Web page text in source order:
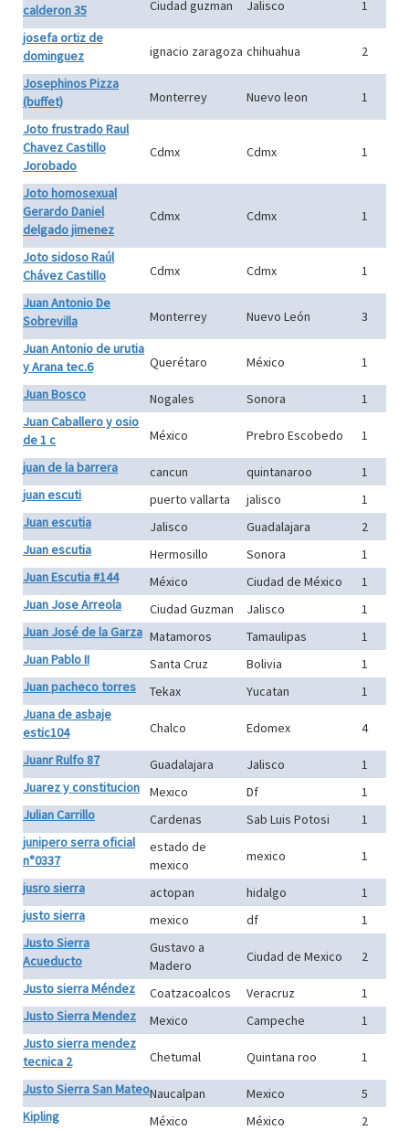
calderon 35 Ciudad guzman Jalisco
1
josefa ortiz de
dominguez
ignacio zaragoza chihuahua
2
Josephinos Pizza
(buffet)
Monterrey Nuevo leon
1
Joto frustrado Raul
Chavez Castillo
Jorobado
Cdmx Cdmx 1
Joto homosexual
Gerardo Daniel
delgado jimenez
Cdmx Cdmx 1
Joto sidoso Raúl
Chávez Castillo
Cdmx Cdmx
1
Juan Antonio De
Sobrevilla
Monterrey Nuevo León
3
Juan Antonio de urutia
y Arana tec.6
Querétaro México
1
Juan Bosco
Nogales Sonora
1
Juan Caballero y osio
de 1 c
México Prebro Escobedo
1
juan de la barrera
cancun quintanaroo
1
juan escuti
puerto vallarta jalisco
1
Juan escutia
Jalisco Guadalajara
2
Juan escutia
Hermosillo Sonora
1
Juan Escutia #144
México Ciudad de México
1
Juan Jose Arreola
Ciudad Guzman Jalisco
1
Juan José de la Garza Matamoros Tamaulipas
1
Juan Pablo II
Santa Cruz Bolivia
1
Juan pacheco torres
Tekax Yucatan
1
Juana de asbaje
estic104
Chalco Edomex
4
Juanr Rulfo 87
Guadalajara Jalisco
1
Juarez y constitucion
Mexico Df
1
Julian Carrillo
Cardenas Sab Luis Potosi
1
junipero serra oficial
n°0337
estado de
mexico
mexico
1
jusro sierra
actopan hidalgo
1
justo sierra
mexico df
1
Justo Sierra
Acueducto
Gustavo a
Madero
Ciudad de Mexico
2
Justo sierra Méndez
Coatzacoalcos Veracruz
1
Justo Sierra Mendez
Mexico Campeche
1
Justo sierra mendez
tecnica 2
Chetumal Quintana roo
1
Justo Sierra San MateoNaucalpan Mexico
5
Kipling
México México
2